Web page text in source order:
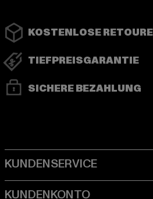
KOSTENLOSE RETOURE
TIEFPREISGARANTIE
SICHERE BEZAHLUNG